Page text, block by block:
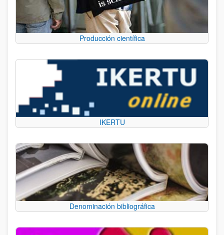
Producción científica
IKERTU
Denominación bibliográfica